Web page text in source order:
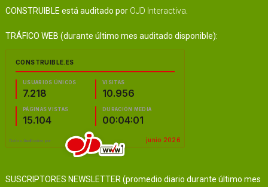
CONSTRUIBLE está auditado por OJD Interactiva.
TRÁFICO WEB (durante último mes auditado disponible):
SUSCRIPTORES NEWSLETTER (promedio diario durante último mes